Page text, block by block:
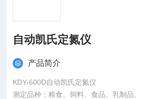
自动凯氏定氮仪
产品简介
KDY-600D自动凯氏定氮仪
测定品种：粮食、饲料、食品、乳制品